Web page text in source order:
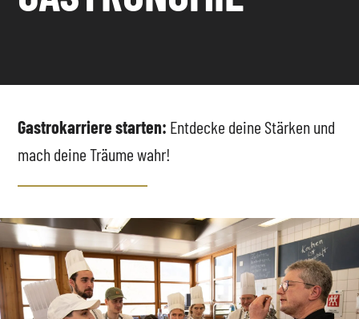
Gastrokarriere starten: Entdecke deine Stärken und
mach deine Träume wahr!